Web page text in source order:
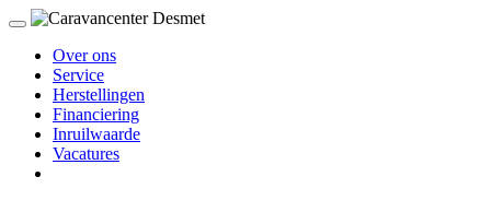
Over ons
Service
Herstellingen
Financiering
Inruilwaarde
Vacatures